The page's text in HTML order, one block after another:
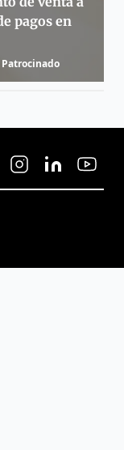
pagos en